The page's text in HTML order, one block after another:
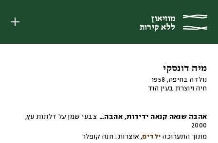
מוזיאון
ללא קירות
מוזיאון
ללא קירות
מיה דונסקי
נולדה בחיפה, 1958
חיה ויוצרת בעין הוד
אהבה שנאה קנאה ידידות, אהבה… צבעי שמן על דלתות עץ,
2000
מתוך התערוכה ילדים, אוצרות: חנה קופלר